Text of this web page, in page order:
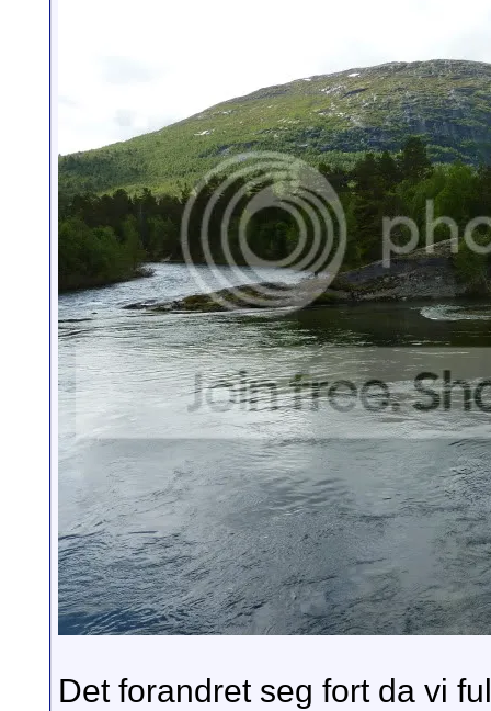
Det forandret seg fort da vi